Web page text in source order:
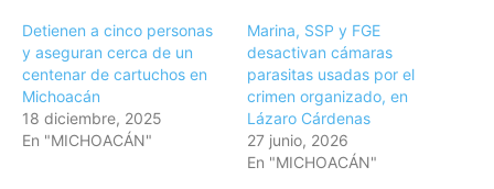
Detienen a cinco personas
y aseguran cerca de un
centenar de cartuchos en
Michoacán
18 diciembre, 2025
En "MICHOACÁN"
Marina, SSP y FGE
desactivan cámaras
parasitas usadas por el
crimen organizado, en
Lázaro Cárdenas
27 junio, 2026
En "MICHOACÁN"